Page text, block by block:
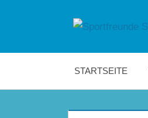
der
Hall!
STARTSEITE